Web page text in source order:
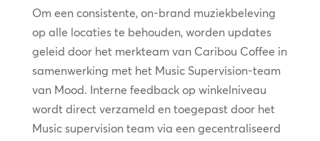
Om een consistente, on-brand muziekbeleving
op alle locaties te behouden, worden updates
geleid door het merkteam van Caribou Coffee in
samenwerking met het Music Supervision-team
van Mood. Interne feedback op winkelniveau
wordt direct verzameld en toegepast door het
Music supervision team via een gecentraliseerd